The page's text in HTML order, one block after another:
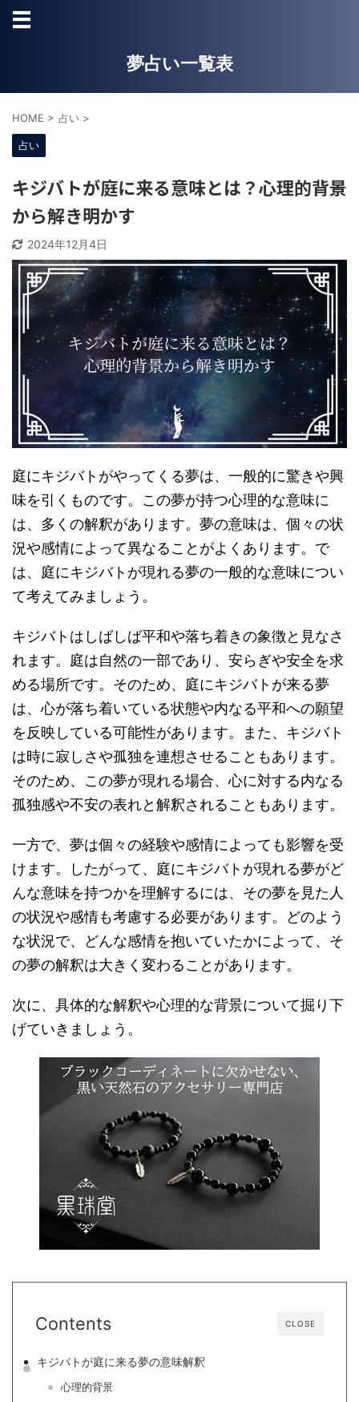
夢占い一覧表
HOME > 占い >
占い
キジバトが庭に来る意味とは？心理的背景
から解き明かす
2024年12月4日
庭にキジバトがやってくる夢は、一般的に驚きや興
味を引くものです。この夢が持つ心理的な意味に
は、多くの解釈があります。夢の意味は、個々の状
況や感情によって異なることがよくあります。で
は、庭にキジバトが現れる夢の一般的な意味につい
て考えてみましょう。
キジバトはしばしば平和や落ち着きの象徴と見なさ
れます。庭は自然の一部であり、安らぎや安全を求
める場所です。そのため、庭にキジバトが来る夢
は、心が落ち着いている状態や内なる平和への願望
を反映している可能性があります。また、キジバト
は時に寂しさや孤独を連想させることもあります。
そのため、この夢が現れる場合、心に対する内なる
孤独感や不安の表れと解釈されることもあります。
一方で、夢は個々の経験や感情によっても影響を受
けます。したがって、庭にキジバトが現れる夢がど
んな意味を持つかを理解するには、その夢を見た人
の状況や感情も考慮する必要があります。どのよう
な状況で、どんな感情を抱いていたかによって、そ
の夢の解釈は大きく変わることがあります。
次に、具体的な解釈や心理的な背景について掘り下
げていきましょう。
CLOSE
Contents
キジバトが庭に来る夢の意味解釈
心理的背景